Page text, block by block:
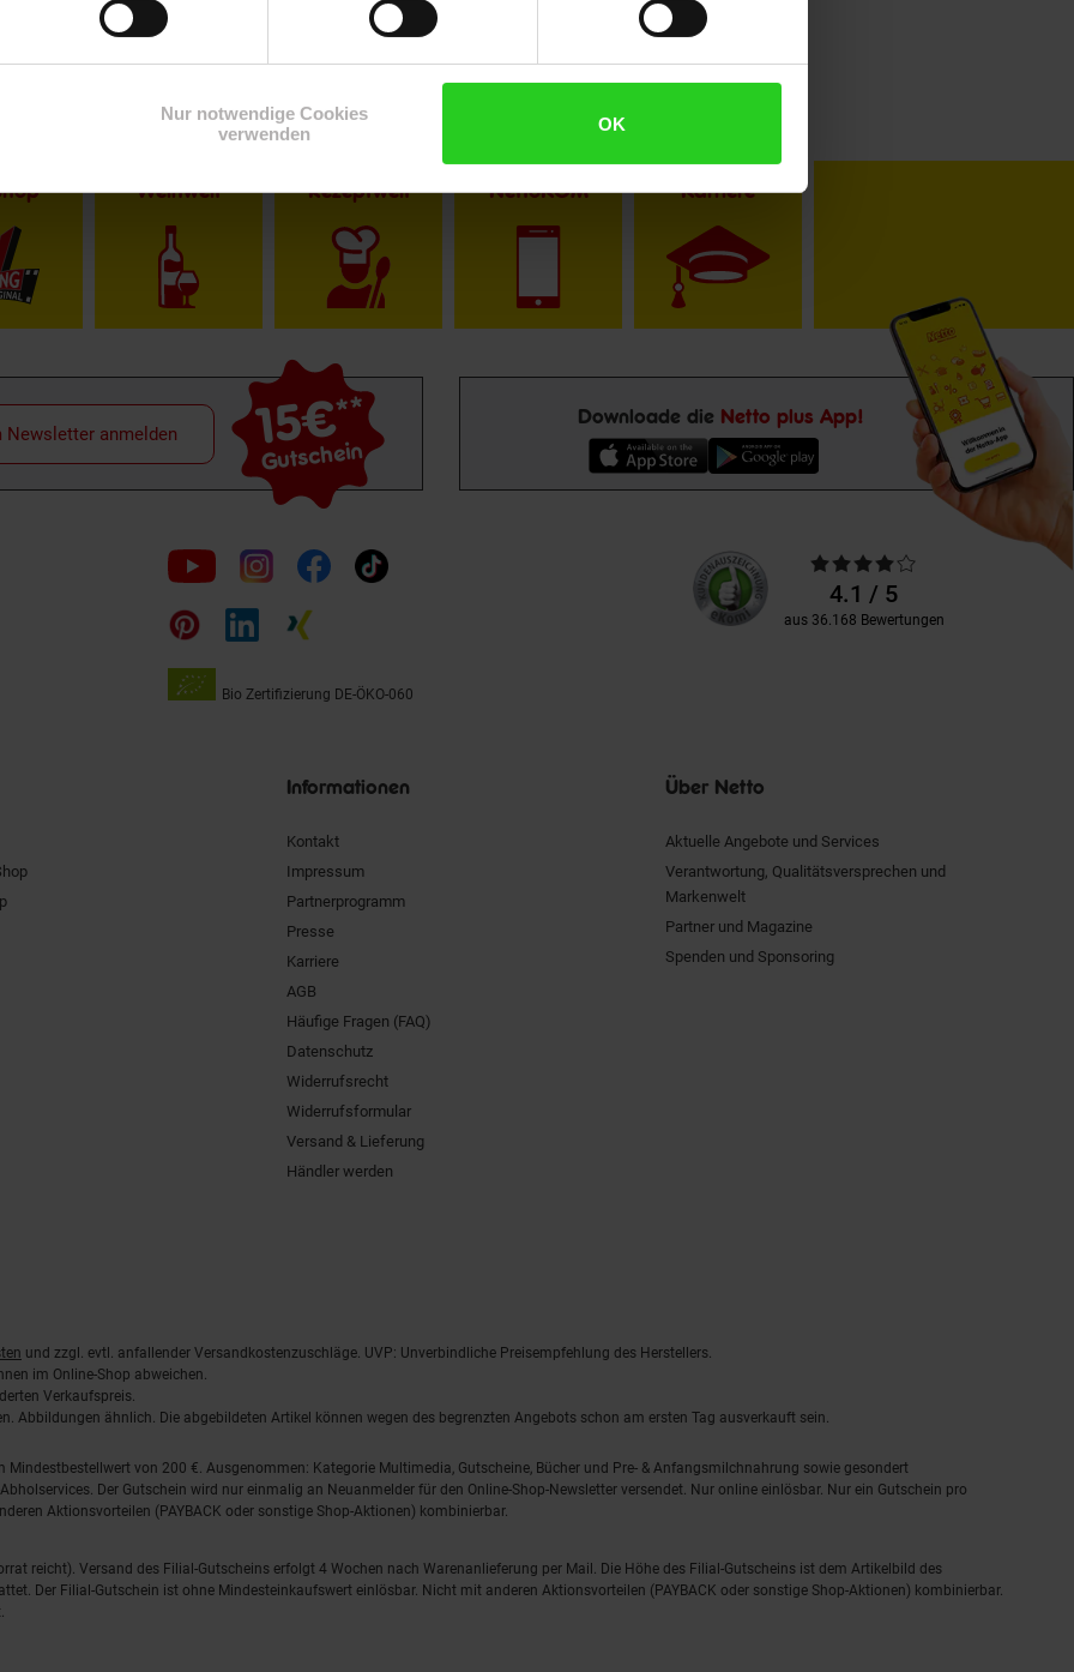
Nur notwendige Cookies
verwenden
OK
Weinwelt Rezeptwelt NettoKOM Karriere
15€**
Gutschein
Newsletter anmelden
Downloade die Netto plus App!
Folge
uns
auf
Bio Zertifizierung DE-ÖKO-060
Unsere
Kundenbewertungen
Durchschnittliche
Bewertungen4.1 / 5
aus 36.168 Bewertungen
Informationen
Kontakt
Impressum
Partnerprogramm
Presse
Karriere
AGB
Häufige Fragen (FAQ)
Datenschutz
Widerrufsrecht
Widerrufsformular
Versand & Lieferung
Händler werden
Über Netto
Aktuelle Angebote und Services
Verantwortung, Qualitätsversprechen und
Markenwelt
Partner und Magazine
Spenden und Sponsoring
und zzgl. evtl. anfallender Versandkostenzuschläge. UVP: Unverbindliche Preisempfehlung des Herstellers.
im Online-Shop abweichen.
Verkaufspreis.
Abbildungen ähnlich. Die abgebildeten Artikel können wegen des begrenzten Angebots schon am ersten Tag ausverkauft sein.
von 200 €. Ausgenommen: Kategorie Multimedia, Gutscheine, Bücher und Pre- & Anfangsmilchnahrung sowie gesondert
Der Gutschein wird nur einmalig an Neuanmelder für den Online-Shop-Newsletter versendet. Nur online einlösbar. Nur ein Gutschein pro
Aktionsvorteilen (PAYBACK oder sonstige Shop-Aktionen) kombinierbar.
reicht). Versand des Filial-Gutscheins erfolgt 4 Wochen nach Warenanlieferung per Mail. Die Höhe des Filial-Gutscheins ist dem Artikelbild des
Der Filial-Gutschein ist ohne Mindesteinkaufswert einlösbar. Nicht mit anderen Aktionsvorteilen (PAYBACK oder sonstige Shop-Aktionen) kombinierbar.